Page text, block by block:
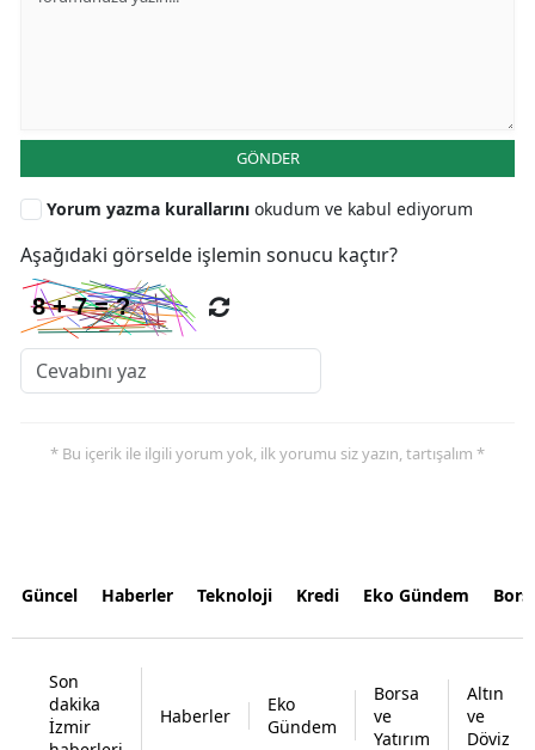
GÖNDER
Yorum yazma kurallarını okudum ve kabul ediyorum
Aşağıdaki görselde işlemin sonucu kaçtır?
* Bu içerik ile ilgili yorum yok, ilk yorumu siz yazın, tartışalım *
Güncel Haberler Teknoloji Kredi Eko Gündem
Son
dakika
İzmir
Haberler
Eko
Gündem
Borsa
ve
Yatırım
Altın
ve
Döviz